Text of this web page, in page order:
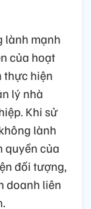
lành mạnh
của hoạt
thực hiện
lý nhà
Khi sử
lành
quyền của
đối tượng,
doanh liên